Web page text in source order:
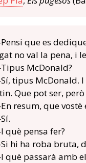
que es
no val la pena, i
McDonald?
tipus McDonald. I
Que pot ser,
resum, que vostè
què pensa fer?
hi ha roba bruta,
què passarà amb